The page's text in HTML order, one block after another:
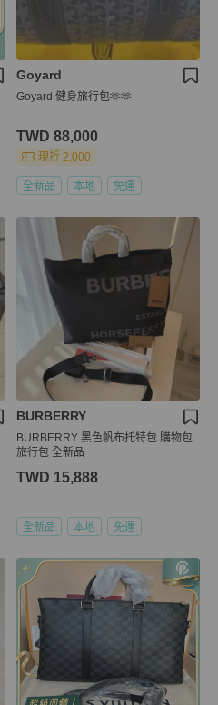
Goyard
Goyard 健身旅行包🫶🫶
TWD 88,000
現折 2,000
全新品 本地 免運
BURBERRY
BURBERRY 黑色帆布托特包 購物包
旅行包 全新品
TWD 15,888
全新品 本地 免運